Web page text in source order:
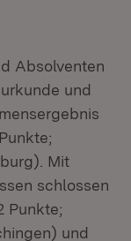
Absolventen
und
Mit
schlossen
Punkte;
und